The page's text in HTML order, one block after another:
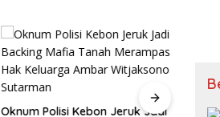
Oknum Polisi Kebon Jeruk Jadi